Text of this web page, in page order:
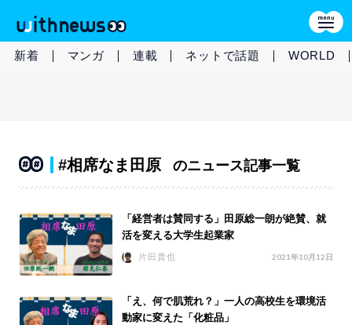
新着 マンガ 連載 ネットで話題 WORLD
#相席なま田原 のニュース記事一覧
「経営者は賛同する」田原総一朗が絶賛、就
活を変える大学生起業家
片田貴也 2021年10月12日
「え、何で肌荒れ？」一人の高校生を環境活
動家に変えた「化粧品」